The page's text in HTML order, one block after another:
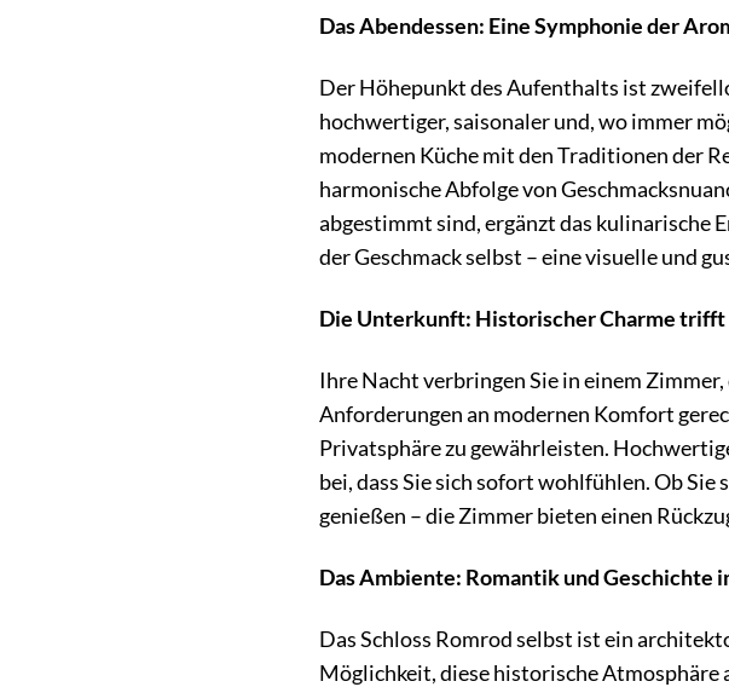
Das Abendessen: Eine Symphonie der
Der Höhepunkt des Aufenthalts ist
hochwertiger, saisonaler und, wo immer
modernen Küche mit den Traditionen der
harmonische Abfolge von
abgestimmt sind, ergänzt das kulinarische
der Geschmack selbst – eine visuelle und
Die Unterkunft: Historischer Charme
Ihre Nacht verbringen Sie in einem
Anforderungen an modernen Komfort
Privatsphäre zu gewährleisten.
bei, dass Sie sich sofort wohlfühlen. Ob
genießen – die Zimmer bieten einen
Das Ambiente: Romantik und Geschichte
Das Schloss Romrod selbst ist ein
Möglichkeit, diese historische Atmosphäre